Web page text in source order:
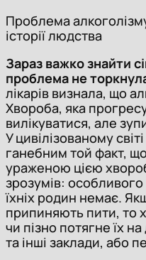
Проблема
історії людства
Зараз важко знайти
проблема не
лікарів визнала, що
Хвороба, яка
вилікуватися, але
У цивілізованому
ганебним той факт,
ураженою цією
зрозумів: особливого
їхніх родин немає.
припиняють пити, то
чи пізно потягне їх на
та інші заклади, або